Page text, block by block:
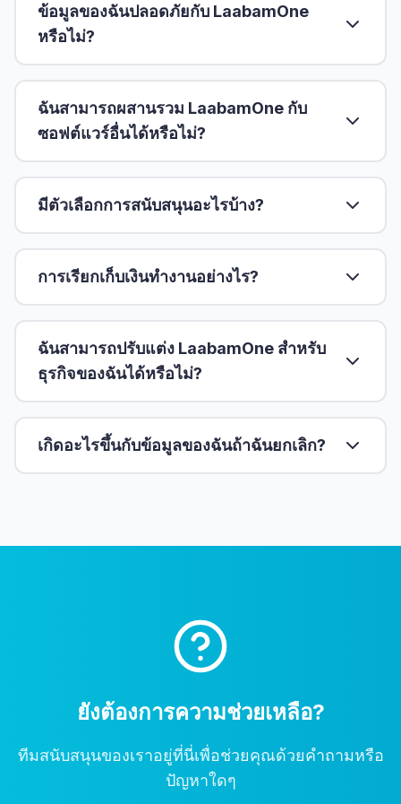
ข้อมูลของฉันปลอดภัยกับ LaabamOne
หรือไม่?
ฉันสามารถผสานรวม LaabamOne กับ
ซอฟต์แวร์อื่นได้หรือไม่?
มีตัวเลือกการสนับสนุนอะไรบ้าง?
การเรียกเก็บเงินทำงานอย่างไร?
ฉันสามารถปรับแต่ง LaabamOne สำหรับ
ธุรกิจของฉันได้หรือไม่?
เกิดอะไรขึ้นกับข้อมูลของฉันถ้าฉันยกเลิก?
ยังต้องการความช่วยเหลือ?
ทีมสนับสนุนของเราอยู่ที่นี่เพื่อช่วยคุณด้วยคำถามหรือ
ปัญหาใดๆ